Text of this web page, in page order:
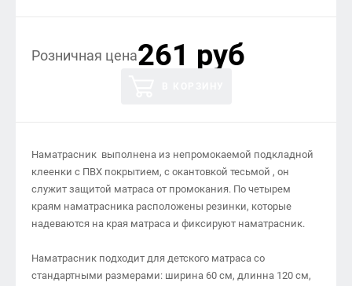
Розничная цена261 руб
Наматрасник выполнена из непромокаемой подкладной
клеенки с ПВХ покрытием, с окантовкой тесьмой , он
служит защитой матраса от промокания. По четырем
краям наматрасника расположены резинки, которые
надеваются на края матраса и фиксируют наматрасник.
Наматрасник подходит для детского матраса со
стандартными размерами: ширина 60 см, длинна 120 см,